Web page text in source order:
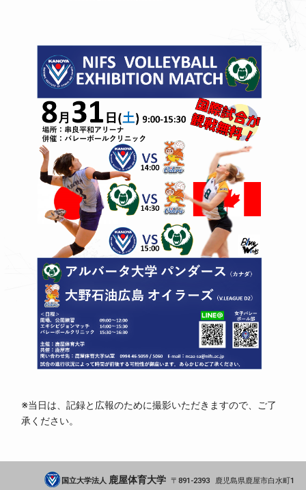
※当日は、記録と広報のために撮影いただきますので、ご了
承ください。
国立大学法人 鹿屋体育大学 891-2393 鹿児島県鹿屋市白水町1